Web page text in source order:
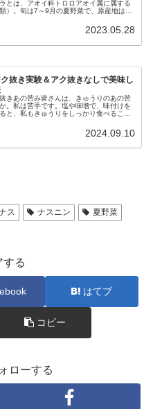
とは、アオイ科トロロアオイ属に属する
）。旬は7～9月の夏野菜で、原産地はア
2023.05.28
抜き実験＆アク抜きなしで美味し
きあの苦み皆さんは、きゅうりのあの苦
。私は苦手です。塩や味噌で、味付けを
と、私もきゅうりをしっかり食べること
2024.09.10
ス ナスニン
夏野菜
する
はてブ
コピー
ローする